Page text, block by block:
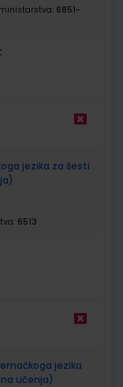
6851-
jezika za šesti
6513
jezika
učenja)